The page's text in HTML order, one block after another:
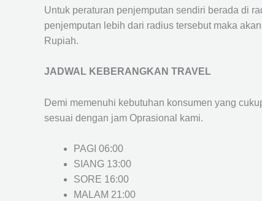
Untuk peraturan penjemputan sendiri berada di
penjemputan lebih dari radius tersebut maka
Rupiah.
JADWAL KEBERANGKAN TRAVEL
Demi memenuhi kebutuhan konsumen yang
sesuai dengan jam Oprasional kami.
PAGI 06:00
SIANG 13:00
SORE 16:00
MALAM 21:00